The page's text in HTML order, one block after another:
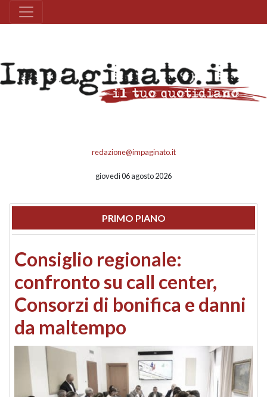
redazione@impaginato.it
giovedì 06 agosto 2026
PRIMO PIANO
Consiglio regionale:
confronto su call center,
Consorzi di bonifica e danni
da maltempo